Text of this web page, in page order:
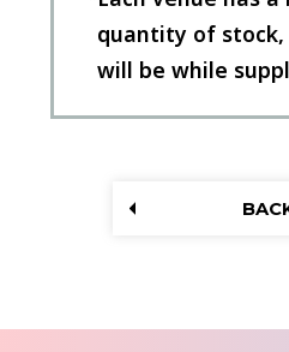
quantity of
will be while